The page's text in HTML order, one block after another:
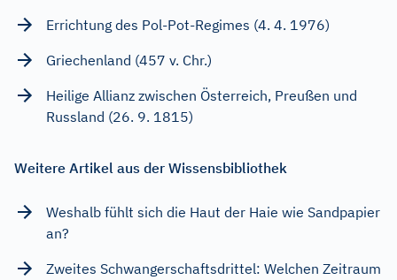
Errichtung des Pol-Pot-Regimes (4. 4. 1976)
Griechenland (457 v. Chr.)
Heilige Allianz zwischen Österreich, Preußen und
Russland (26. 9. 1815)
Weitere Artikel aus der Wissensbibliothek
Weshalb fühlt sich die Haut der Haie wie Sandpapier
an?
Zweites Schwangerschaftsdrittel: Welchen Zeitraum